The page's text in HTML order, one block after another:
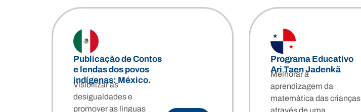
2/6
Publicação de Contos
e lendas dos povos
indígenas: México.
Visibilizar as
desigualdades e
promover as línguas
Programa Educativo
Ari Taen Jadenkä
Melhorar a
aprendizagem da
matemática das crianças
através de uma